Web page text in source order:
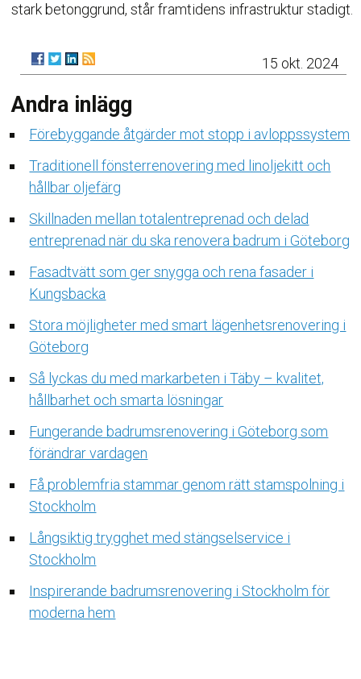
stark betonggrund, står framtidens infrastruktur stadigt.
15 okt. 2024
Andra inlägg
Förebyggande åtgärder mot stopp i avloppssystem
Traditionell fönsterrenovering med linoljekitt och
hållbar oljefärg
Skillnaden mellan totalentreprenad och delad
entreprenad när du ska renovera badrum i Göteborg
Fasadtvätt som ger snygga och rena fasader i
Kungsbacka
Stora möjligheter med smart lägenhetsrenovering i
Göteborg
Så lyckas du med markarbeten i Täby – kvalitet,
hållbarhet och smarta lösningar
Fungerande badrumsrenovering i Göteborg som
förändrar vardagen
Få problemfria stammar genom rätt stamspolning i
Stockholm
Långsiktig trygghet med stängselservice i
Stockholm
Inspirerande badrumsrenovering i Stockholm för
moderna hem